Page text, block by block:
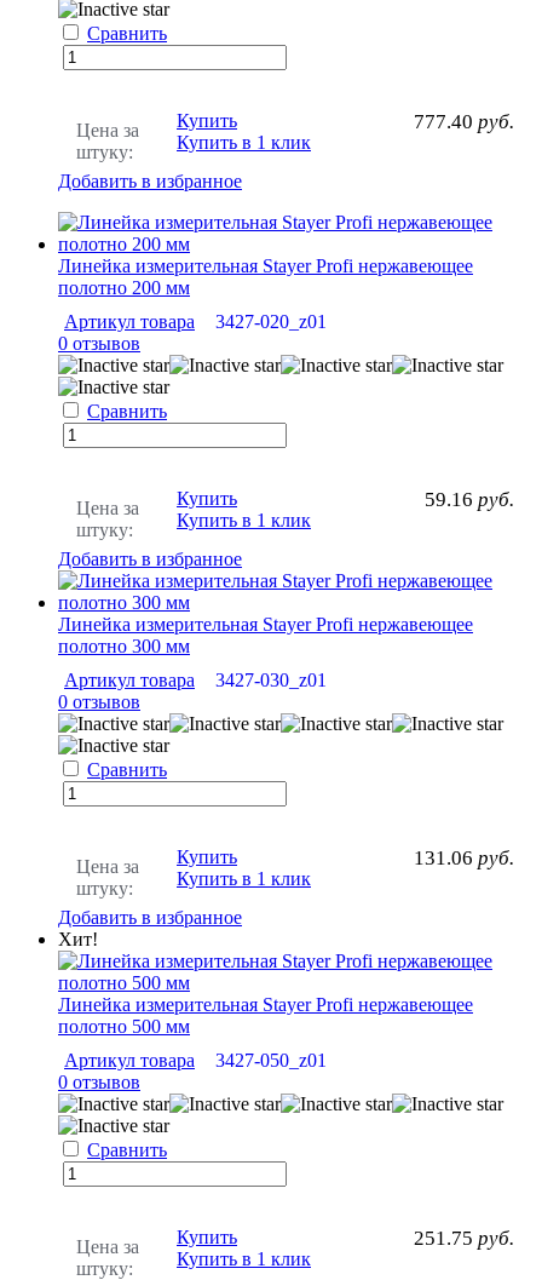
Сравнить
Цена за
штуку:
777.40 руб.
Купить
Купить в 1 клик
Добавить в избранное
Линейка измерительная Stayer Profi нержавеющее
полотно 200 мм
Артикул товара
3427-020_z01
0 отзывов
Сравнить
Цена за
штуку:
59.16 руб.
Купить
Купить в 1 клик
Добавить в избранное
Линейка измерительная Stayer Profi нержавеющее
полотно 300 мм
Артикул товара
3427-030_z01
0 отзывов
Сравнить
Цена за
штуку:
131.06 руб.
Купить
Купить в 1 клик
Добавить в избранное
Хит!
Линейка измерительная Stayer Profi нержавеющее
полотно 500 мм
Артикул товара
3427-050_z01
0 отзывов
Сравнить
Цена за
штуку:
251.75 руб.
Купить
Купить в 1 клик